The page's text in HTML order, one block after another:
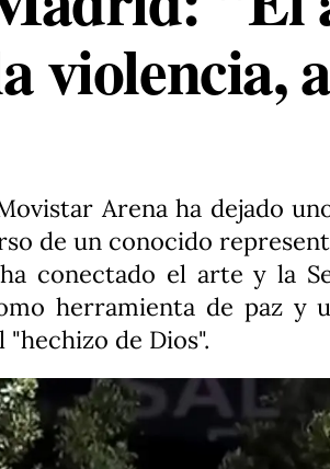
violencia,
Arena ha dejado
de un conocido
conectado el arte y la
herramienta de paz y
de Dios".